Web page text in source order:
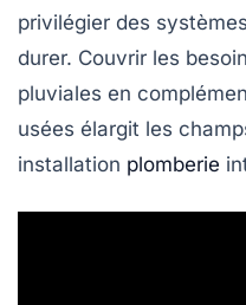
privilégier des
durer. Couvrir les
pluviales en
usées élargit les
installation plomberie